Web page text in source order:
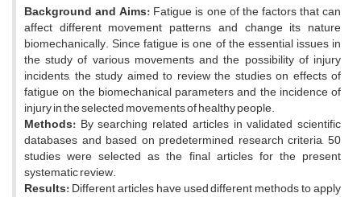
Background and Aims:Fatigue is one of the factors that can
affect different movement patterns and change its nature
biomechanically. Since fatigue is one of the essential issues in
the study of various movements and the possibility of injury
incidents, the study aimed to review the studies on effects of
fatigue on the biomechanical parameters and the incidence of
injury in the selected movements of healthy people.
Methods: By searching related articles in validated scientific
databases and based on predetermined research criteria, 50
studies were selected as the final articles for the present
systematic review.
Results:Different articles have used different methods to apply